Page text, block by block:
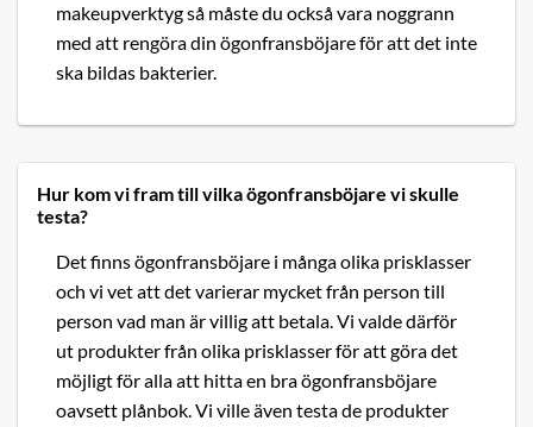
makeupverktyg så måste du också vara noggrann
med att rengöra din ögonfransböjare för att det inte
ska bildas bakterier.
Hur kom vi fram till vilka ögonfransböjare vi skulle
testa?
Det finns ögonfransböjare i många olika prisklasser
och vi vet att det varierar mycket från person till
person vad man är villig att betala. Vi valde därför
ut produkter från olika prisklasser för att göra det
möjligt för alla att hitta en bra ögonfransböjare
oavsett plånbok. Vi ville även testa de produkter